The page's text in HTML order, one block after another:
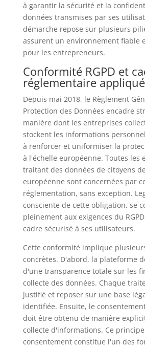
à garantir la sécurité et la
données transmises par ses
démarche repose sur plusieurs
assurent un environnement fiable
pour les entrepreneurs.
Conformité RGPD et
réglementaire appliqué
Depuis mai 2018, le Règlement
Protection des Données encadre
manière dont les entreprises
stockent les informations
à renforcer et uniformiser la
à l'échelle européenne. Toutes les
traitant des données de citoyens
européenne sont concernées par
réglementation, sans exception.
consciente de cette obligation, se
pleinement aux exigences du
cadre sécurisé à ses utilisateurs.
Cette conformité implique
concrètes. D'abord, la plateforme
d'une transparence totale sur les
collecte des données. Chaque
justifié et reposer sur une base
identifiée. Ensuite, le
doit être obtenu de manière
collecte d'informations. Ce
consentement constitue l'un des